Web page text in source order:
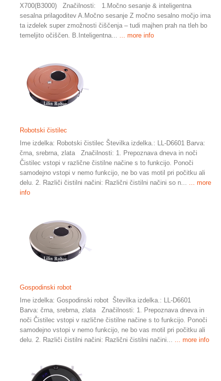
X700(B3000) Značilnosti: 1.Močno sesanje & inteligentna
sesalna prilagoditev A.Močno sesanje Z močno sesalno močjo ima
ta izdelek super zmožnosti čiščenja – tudi majhen prah na tleh bo
temeljito očiščen. B.Inteligentna...
... more info
Robotski čistilec
Ime izdelka: Robotski čistilec Številka izdelka.: LL-D6601 Barva:
črna, srebrna, zlata Značilnosti: 1. Prepoznava dneva in noči
Čistilec vstopi v različne čistilne načine s to funkcijo. Ponoči
samodejno vstopi v nemo funkcijo, ne bo vas motil pri počitku ali
delu. 2. Različi čistilni načini: Različni čistilni načini so n...
... more
info
Gospodinski robot
Ime izdelka: Gospodinski robot Številka izdelka.: LL-D6601
Barva: črna, srebrna, zlata Značilnosti: 1. Prepoznava dneva in
noči Čistilec vstopi v različne čistilne načine s to funkcijo. Ponoči
samodejno vstopi v nemo funkcijo, ne bo vas motil pri počitku ali
delu. 2. Različi čistilni načini: Različni čistilni načini...
... more info